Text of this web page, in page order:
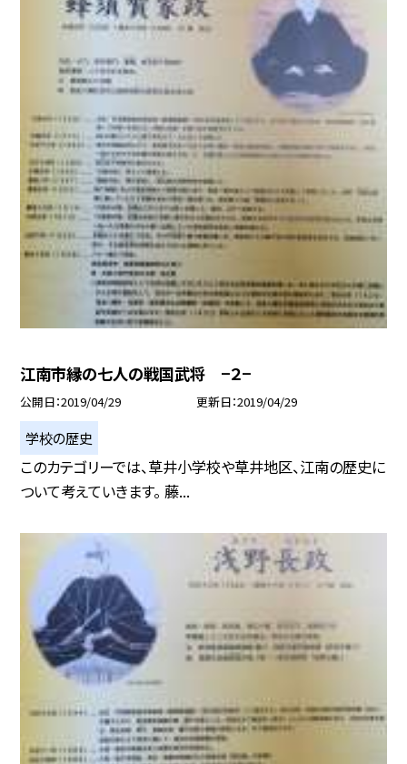
江南市縁の七人の戦国武将 −２−
公開日 2019/04/29 更新日 2019/04/29
学校の歴史
このカテゴリーでは、草井小学校や草井地区、江南の歴史に
ついて考えていきます。 藤...